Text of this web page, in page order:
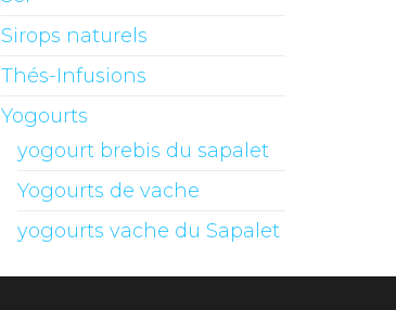
Sirops naturels
Thés-Infusions
Yogourts
yogourt brebis du sapalet
Yogourts de vache
yogourts vache du Sapalet